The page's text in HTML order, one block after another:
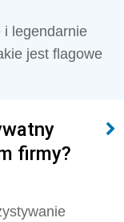
i legendarnie
jest flagowe
firmy?